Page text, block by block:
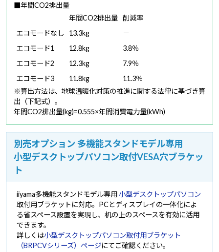
■年間CO2排出量
年間CO2排出量 削減率
エコモードなし
13.3kg
－
エコモード1
12.8kg
3.8％
エコモード2
12.3kg
7.9％
エコモード3
11.8kg
11.3％
※算出方法は、地球温暖化対策の推進に関する法律に基づき算
出（下記式）。
年間CO2排出量(kg)=0.555×年間消費電力量(kWh)
別売オプション 多機能スタンドモデル専用
小型デスクトップパソコン取付VESA穴ブラケッ
ト
iiyama多機能スタンドモデル専用小型デスクトップパソコン
取付用ブラケットに対応。PCとディスプレイの一体化によ
る省スペース設置を実現し、机の上のスペースを有効に活用
できます。
詳しくは小型デスクトップパソコン取付用ブラケット
（BRPCVシリーズ）ページにてご確認ください。